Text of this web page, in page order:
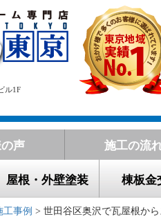
ル1F
声 施工の流
屋根・外壁塗装 棟板金
工事例 > 世田谷区奥沢で瓦屋根か